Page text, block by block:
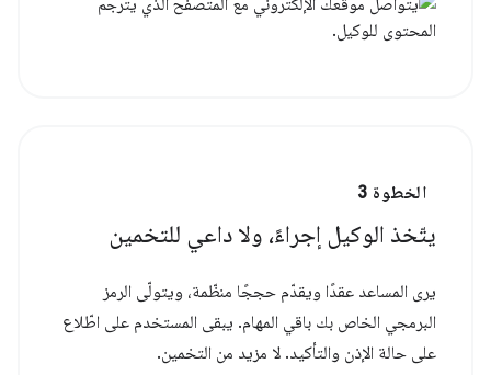
الخطوة 3
يتّخذ الوكيل إجراءً، ولا داعي للتخمين
يرى المساعد عقدًا ويقدّم حججًا منظّمة، ويتولّى الرمز
البرمجي الخاص بك باقي المهام. يبقى المستخدم على اطّلاع
على حالة الإذن والتأكيد. لا مزيد من التخمين.